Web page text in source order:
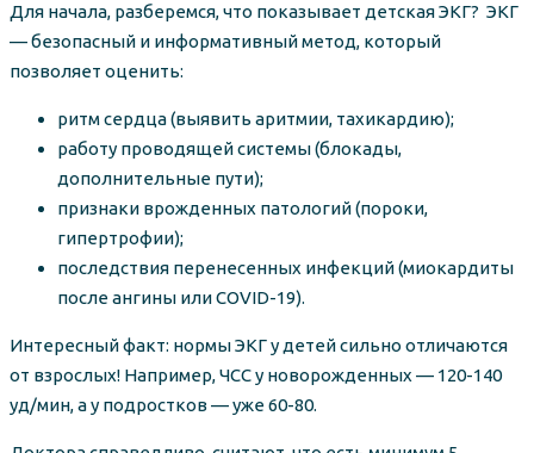
Для начала, разберемся, что показывает детская ЭКГ? ЭКГ
— безопасный и информативный метод, который
позволяет оценить:
ритм сердца (выявить аритмии, тахикардию);
работу проводящей системы (блокады,
дополнительные пути);
признаки врожденных патологий (пороки,
гипертрофии);
последствия перенесенных инфекций (миокардиты
после ангины или COVID-19).
Интересный факт: нормы ЭКГ у детей сильно отличаются
от взрослых! Например, ЧСС у новорожденных — 120-140
уд/мин, а у подростков — уже 60-80.